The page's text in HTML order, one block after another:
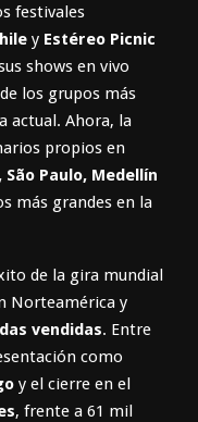
festivales
y Estéreo Picnic
shows en vivo
los grupos más
actual. Ahora, la
propios en
Paulo, Medellín
más grandes en la
de la gira mundial
Norteamérica y
vendidas. Entre
como
y el cierre en el
, frente a 61 mil